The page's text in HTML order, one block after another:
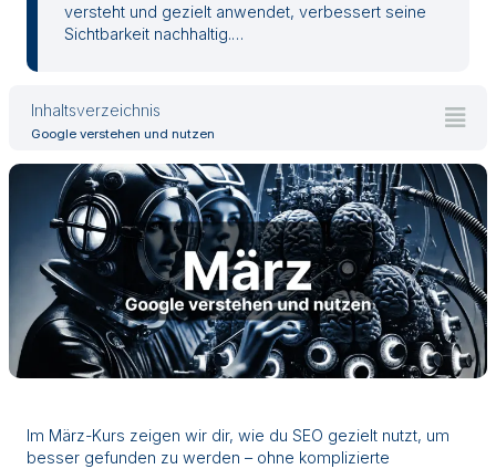
versteht und gezielt anwendet, verbessert seine
Sichtbarkeit nachhaltig.…
Inhaltsverzeichnis
Google verstehen und nutzen
Im März-Kurs zeigen wir dir, wie du SEO gezielt nutzt, um
besser gefunden zu werden – ohne komplizierte